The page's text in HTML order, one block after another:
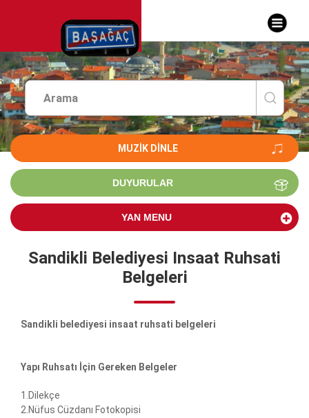
MUZIK DINLE
DUYURULAR
YAN MENU
Sandikli Belediyesi Insaat Ruhsati
Belgeleri
Sandikli belediyesi insaat ruhsati belgeleri
Yapı Ruhsatı İçin Gereken Belgeler
1.Dilekçe
2.Nüfus Cüzdanı Fotokopisi